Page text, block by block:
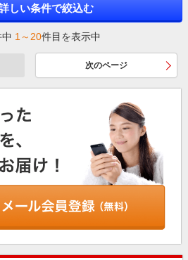
しい条件で絞込む
1～20件目を表示中
次のページ